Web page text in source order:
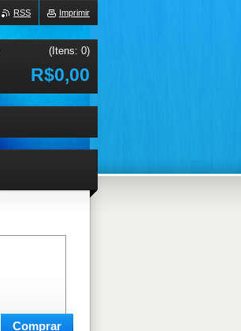
Imprimir
RSS
(Itens: 0)
R$0,00